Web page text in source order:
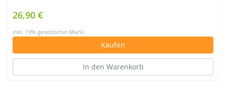
26,90 €
inkl. 19% gesetzlicher MwSt.
Kaufen
In den Warenkorb